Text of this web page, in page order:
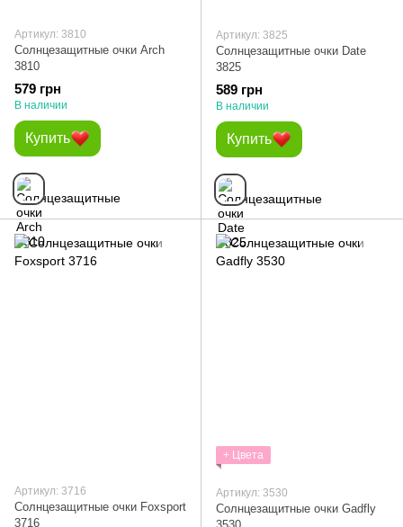
Артикул: 3810
Солнцезащитные очки Arch
3810
579 грн
В наличии
Купить
Артикул: 3825
Солнцезащитные очки Date
3825
589 грн
В наличии
Купить
Артикул: 3716
Солнцезащитные очки Foxsport
3716
+ Цвета
Артикул: 3530
Солнцезащитные очки Gadfly